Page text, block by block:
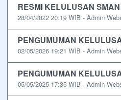
RESMI KELULUSAN
28/04/2022 20:19 WIB - Admin
PENGUMUMAN
02/05/2026 19:21 WIB - Admin
PENGUMUMAN
05/05/2025 17:35 WIB - Admin